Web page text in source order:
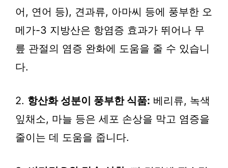
어, 연어 등), 견과류, 아마씨 등에 풍부한 오
메가-3 지방산은 항염증 효과가 뛰어나 무
릎 관절의 염증 완화에 도움을 줄 수 있습니
다.
2. 항산화 성분이 풍부한 식품: 베리류, 녹색
잎채소, 마늘 등은 세포 손상을 막고 염증을
줄이는 데 도움을 줍니다.